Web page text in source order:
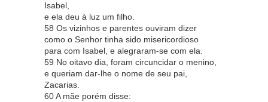
Isabel,
e ela deu à luz um filho.
58 Os vizinhos e parentes ouviram dizer
como o Senhor tinha sido misericordioso
para com Isabel, e alegraram-se com ela.
59 No oitavo dia, foram circuncidar o menino,
e queriam dar-lhe o nome de seu pai,
Zacarias.
60 A mãe porém disse: